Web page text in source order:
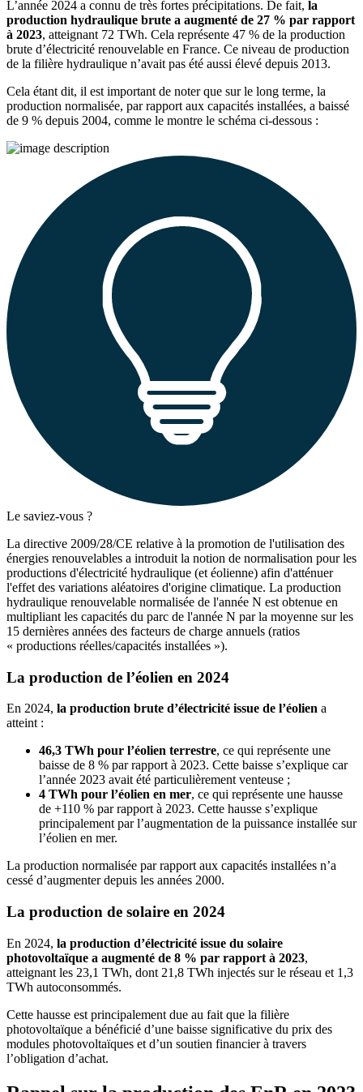
L’année 2024 a connu de très fortes précipitations. De fait, la
production hydraulique brute a augmenté de 27 % par rapport
à 2023, atteignant 72 TWh. Cela représente 47 % de la production
brute d’électricité renouvelable en France. Ce niveau de production
de la filière hydraulique n’avait pas été aussi élevé depuis 2013.
Cela étant dit, il est important de noter que sur le long terme, la
production normalisée, par rapport aux capacités installées, a baissé
de 9 % depuis 2004, comme le montre le schéma ci-dessous :
Le saviez-vous ?
La directive 2009/28/CE relative à la promotion de l'utilisation des
énergies renouvelables a introduit la notion de normalisation pour les
productions d'électricité hydraulique (et éolienne) afin d'atténuer
l'effet des variations aléatoires d'origine climatique. La production
hydraulique renouvelable normalisée de l'année N est obtenue en
multipliant les capacités du parc de l'année N par la moyenne sur les
15 dernières années des facteurs de charge annuels (ratios
« productions réelles/capacités installées »).
La production de l’éolien en 2024
En 2024, la production brute d’électricité issue de l’éolien a
atteint :
46,3 TWh pour l’éolien terrestre, ce qui représente une
baisse de 8 % par rapport à 2023. Cette baisse s’explique car
l’année 2023 avait été particulièrement venteuse ;
4 TWh pour l’éolien en mer, ce qui représente une hausse
de +110 % par rapport à 2023. Cette hausse s’explique
principalement par l’augmentation de la puissance installée sur
l’éolien en mer.
La production normalisée par rapport aux capacités installées n’a
cessé d’augmenter depuis les années 2000.
La production de solaire en 2024
En 2024, la production d’électricité issue du solaire
photovoltaïque a augmenté de 8 % par rapport à 2023,
atteignant les 23,1 TWh, dont 21,8 TWh injectés sur le réseau et 1,3
TWh autoconsommés.
Cette hausse est principalement due au fait que la filière
photovoltaïque a bénéficié d’une baisse significative du prix des
modules photovoltaïques et d’un soutien financier à travers
l’obligation d’achat.